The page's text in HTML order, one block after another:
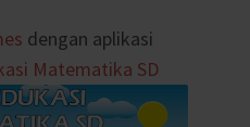
dengan aplikasi
Matematika SD